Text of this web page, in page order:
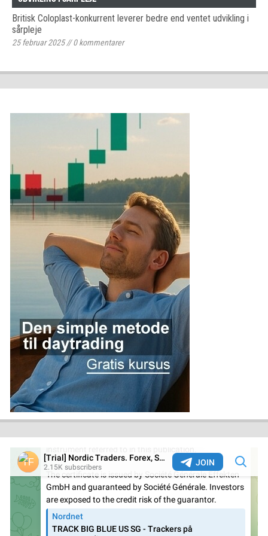
Britisk Coloplast-konkurrent leverer bedre end ventet udvikling i
sårpleje
25 februar 2025//0kommentarer